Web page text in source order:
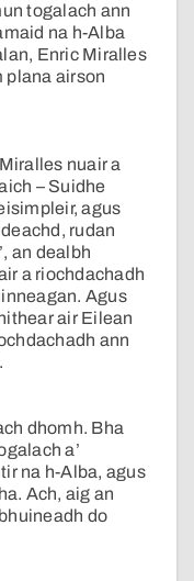
togalach ann
na h-Alba
Enric Miralles
plana airson
nuair a
– Suidhe
agus
rudan
an dealbh
a riochdachadh
Agus
air Eilean
ann
dhomh. Bha
a’
na h-Alba, agus
Ach, aig an
do